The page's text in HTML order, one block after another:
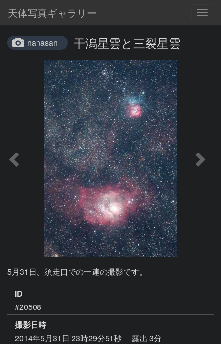
天体写真ギャラリー
nanasan 干潟星雲と三裂星雲
5月31日、須走口での一連の撮影です。
ID
#20508
撮影日時
2014年5月31日 23時29分51秒
露出 3分